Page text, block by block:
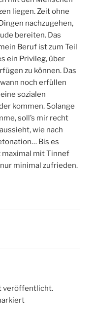
liegen. Zeit ohne
nachzugehen,
bereiten. Das
Beruf ist zum Teil
ein Privileg, über
zu können. Das
noch erfüllen
sozialen
kommen. Solange
soll’s mir recht
wie nach
Bis es
maximal mit Tinnef
minimal zufrieden.
veröffentlicht.